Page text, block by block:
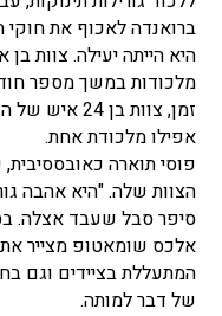
ברואנדה לאכוף את חוקי
זמן, צוות
אפילו מלכודת אחת.
פוסי תוארה
הצוות שלה. "היא אהבה
סיפר סבל שעבד אצלה.
אלכס שומאטופ מצייר את
המתעללת בציידים וגם
של דבר למותה.